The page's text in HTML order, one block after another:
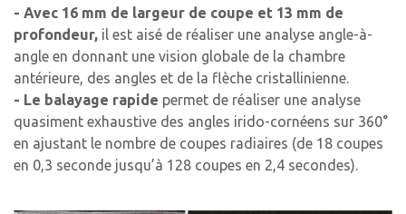
- Avec 16 mm de largeur de coupe et 13 mm de
profondeur, il est aisé de réaliser une analyse angle-à-
angle en donnant une vision globale de la chambre
antérieure, des angles et de la flèche cristallinienne.
- Le balayage rapide permet de réaliser une analyse
quasiment exhaustive des angles irido-cornéens sur 360°
en ajustant le nombre de coupes radiaires (de 18 coupes
en 0,3 seconde jusqu’à 128 coupes en 2,4 secondes).